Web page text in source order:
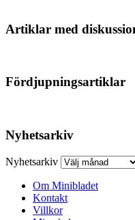
Artiklar med
Fördjupningsartiklar
Nyhetsarkiv
Nyhetsarkiv
Om Minibladet
Kontakt
Villkor